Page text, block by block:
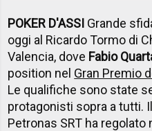
POKER D'ASSI Grande
oggi al Ricardo Tormo di
Valencia, dove Fabio
position nel Gran Premio
Le qualifiche sono state
protagonisti sopra a tutti.
Petronas SRT ha regolato